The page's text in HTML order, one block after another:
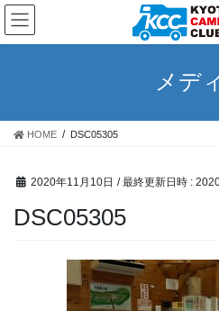
コ
ン
テ
ス
ナ
ビ
ゲ
ン
メデ
HOME DSC05305
2020年11月10日 / 最終更新日時 :
DSC05305